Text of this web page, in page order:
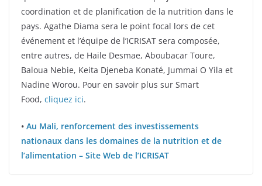
coordination et de planification de la nutrition dans le
pays. Agathe Diama sera le point focal lors de cet
événement et l’équipe de l’ICRISAT sera composée,
entre autres, de Haile Desmae, Aboubacar Toure,
Baloua Nebie, Keita Djeneba Konaté, Jummai O Yila et
Nadine Worou. Pour en savoir plus sur Smart
Food, cliquez ici.
• Au Mali, renforcement des investissements
nationaux dans les domaines de la nutrition et de
l’alimentation – Site Web de l’ICRISAT